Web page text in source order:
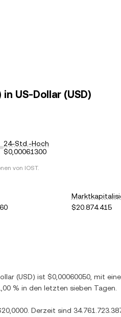
US-Dollar (USD)
24-Std.-Hoch
$0,00061300
von IOST.
$20.874.415
(USD) ist $0,00060050 , mit
% in den letzten sieben Tagen.
. Derzeit sind